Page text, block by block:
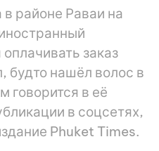
районе Раваи на
заказ
будто нашёл волос в
говорится в её
в соцсетях,
Phuket Times.